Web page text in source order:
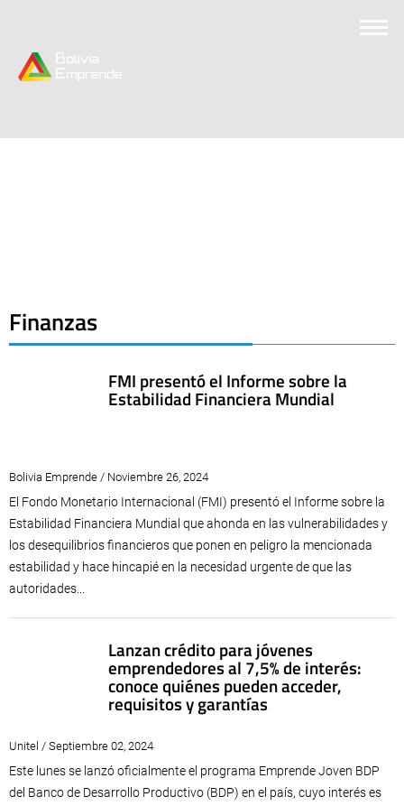
Finanzas
FMI presentó el Informe sobre la
Estabilidad Financiera Mundial
Bolivia Emprende / Noviembre 26, 2024
El Fondo Monetario Internacional (FMI) presentó el Informe sobre la
Estabilidad Financiera Mundial que ahonda en las vulnerabilidades y
los desequilibrios financieros que ponen en peligro la mencionada
estabilidad y hace hincapié en la necesidad urgente de que las
autoridades...
Lanzan crédito para jóvenes
emprendedores al 7,5% de interés:
conoce quiénes pueden acceder,
requisitos y garantías
Unitel / Septiembre 02, 2024
Este lunes se lanzó oficialmente el programa Emprende Joven BDP
del Banco de Desarrollo Productivo (BDP) en el país, cuyo interés es